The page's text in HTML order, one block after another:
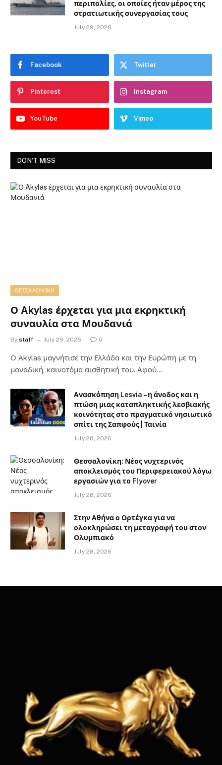
περιπολίες, οι οποίες ήταν μέρος της
στρατιωτικής συνεργασίας τους
July 29, 2026
Facebook Twitter
Pinterest Instagram
YouTube Vimeo
DON'T MISS
ΘΕΣΣΑΛΟΝΊΚΗ
Ο Akylas έρχεται για μια εκρηκτική
συναυλία στα Μουδανιά
By staff July 29, 2026 0
Ο Αkylas μαγνήτισε την Ελλάδα και την Ευρώπη με τη
μοναδική, καινοτόμα αισθητική του. Αφού…
Ανασκόπηση Lesvia – η άνοδος και η
πτώση μιας καταπληκτικής λεσβιακής
κοινότητας στο πραγματικό νησιωτικό
σπίτι της Σαπφούς | Ταινία
July 28, 2026
Θεσσαλονίκη: Νέος νυχτερινός
αποκλεισμός του Περιφερειακού λόγω
εργασιών για το Flyover
July 28, 2026
Στην Αθήνα ο Ορτέγκα για να
ολοκληρώσει τη μεταγραφή του στον
Ολυμπιακό
July 28, 2026